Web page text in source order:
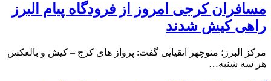
مسافران کرجی امروز از فرودگاه پیام البرز
راهی کیش شدند
مرکز البرز؛ منوچهر اتقیایی گفت: پرواز های کرج – کیش و بالعکس
هر سه شنبه…